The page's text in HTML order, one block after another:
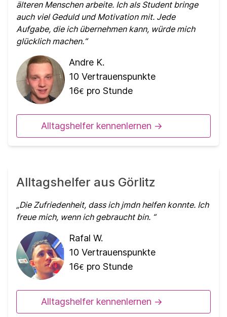
älteren Menschen arbeite. Ich als Student bringe
auch viel Geduld und Motivation mit. Jede
Aufgabe, die ich übernehmen kann, würde mich
glücklich machen.
Andre K.
10 Vertrauenspunkte
16€ pro Stunde
Alltagshelfer kennenlernen ->
Alltagshelfer aus Görlitz
Die Zufriedenheit, dass ich jmdn helfen konnte. Ich
freue mich, wenn ich gebraucht bin.
Rafal W.
10 Vertrauenspunkte
16€ pro Stunde
Alltagshelfer kennenlernen ->